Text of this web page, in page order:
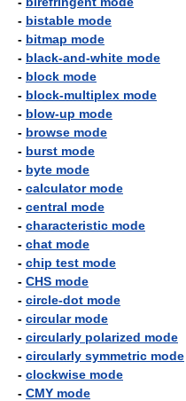
- bistable mode
- bitmap mode
- black-and-white mode
- block mode
- block-multiplex mode
- blow-up mode
- browse mode
- burst mode
- byte mode
- calculator mode
- central mode
- characteristic mode
- chat mode
- chip test mode
- CHS mode
- circle-dot mode
- circular mode
- circularly polarized mode
- circularly symmetric mode
- clockwise mode
- CMY mode